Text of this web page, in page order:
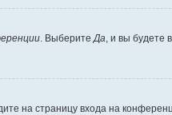
. Выберите Да , и вы
на страницу входа на